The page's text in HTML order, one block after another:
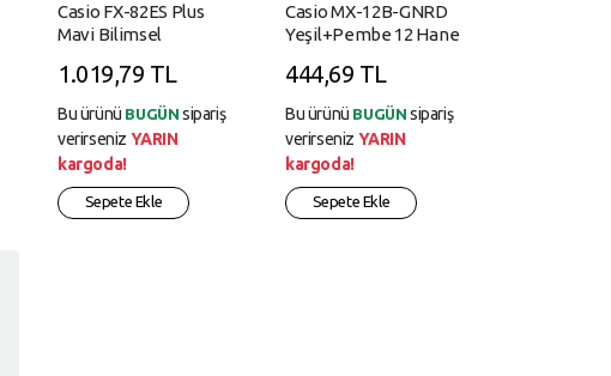
Casio FX-82ES Plus
Mavi Bilimsel
Makinesi 2.Versiyon
1.019,79 TL
Bu ürünü BUGÜN sipariş
verirseniz YARIN
kargoda!
Sepete Ekle
Casio MX-12B-GNRD
Yeşil+Pembe 12 Hane
Makinesi
444,69 TL
Bu ürünü BUGÜN sipariş
verirseniz YARIN
kargoda!
Sepete Ekle